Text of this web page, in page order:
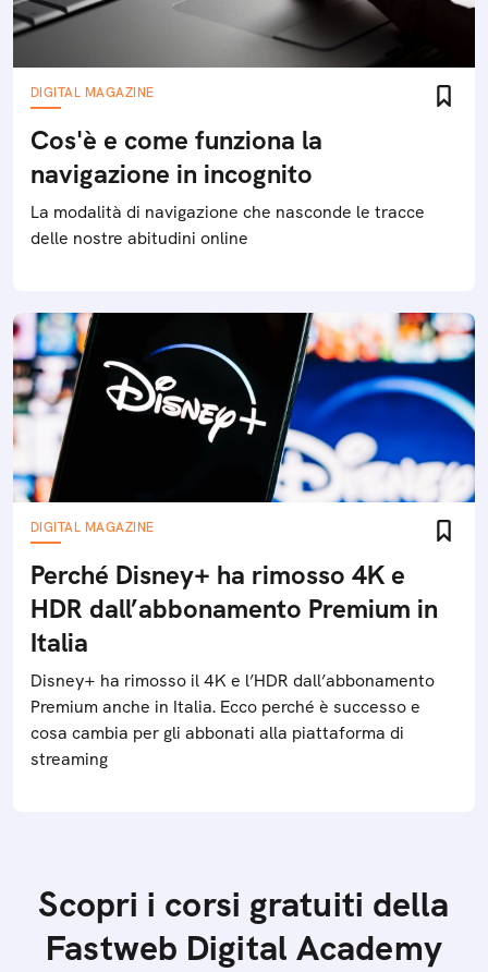
DIGITAL MAGAZINE
Cos'è e come funziona la
navigazione in incognito
La modalità di navigazione che nasconde le tracce
delle nostre abitudini online
DIGITAL MAGAZINE
Perché Disney+ ha rimosso 4K e
HDR dall’abbonamento Premium in
Italia
Disney+ ha rimosso il 4K e l’HDR dall’abbonamento
Premium anche in Italia. Ecco perché è successo e
cosa cambia per gli abbonati alla piattaforma di
streaming
Scopri i corsi gratuiti della
Fastweb Digital Academy